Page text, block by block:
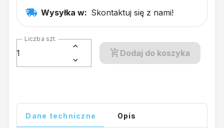
Wysyłka w: Skontaktuj się z nami!
Liczba szt.
Dodaj do koszyka
Dane techniczne Opis